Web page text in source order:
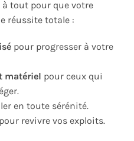
à tout pour que votre
réussite totale :
pour progresser à votre
matériel pour ceux qui
en toute sérénité.
pour revivre vos exploits.